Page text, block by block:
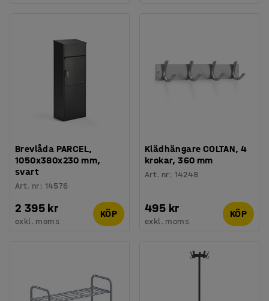
Brevlåda PARCEL,
1050x380x230 mm,
svart
Art. nr: 14576
2 395 kr
exkl. moms
KÖP
Klädhängare COLTAN, 4
krokar, 360 mm
Art. nr: 14248
495 kr
exkl. moms
KÖP